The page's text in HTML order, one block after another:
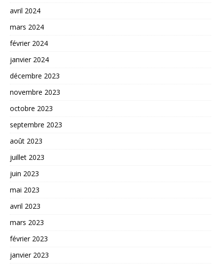
avril 2024
mars 2024
février 2024
janvier 2024
décembre 2023
novembre 2023
octobre 2023
septembre 2023
août 2023
juillet 2023
juin 2023
mai 2023
avril 2023
mars 2023
février 2023
janvier 2023